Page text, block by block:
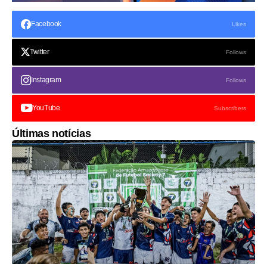
Facebook Likes
Twitter Follows
Instagram Follows
YouTube Subscribers
Últimas notícias